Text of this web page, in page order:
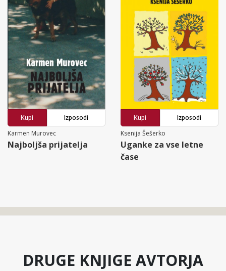
Kupi
Izposodi
Karmen Murovec
Najboljša prijatelja
Kupi
Izposodi
Ksenija Šešerko
Uganke za vse letne
čase
DRUGE KNJIGE AVTORJA